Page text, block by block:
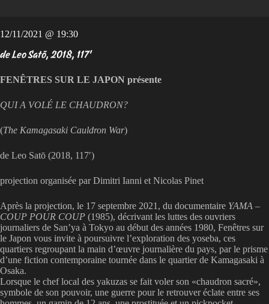
12/11/2021 @ 19:30
de Leo Satō, 2018, 117'
FENÊTRES SUR LE JAPON présente
QUI A VOLÉ LE CHAUDRON?
(The Kamagasaki Cauldron War)
de Leo Satō (2018, 117′)
projection organisée par Dimitri Ianni et Nicolas Pinet
Après la projection, le 17 septembre 2021, du documentaire YAMA –
COUP POUR COUP (1985), décrivant les luttes des ouvriers
journaliers de San’ya à Tokyo au début des années 1980, Fenêtres sur
le Japon vous invite à poursuivre l’exploration des yoseba, ces
quartiers regroupant la main d’œuvre journalière du pays, par le prisme
d’une fiction contemporaine tournée dans le quartier de Kamagasaki à
Osaka.
Lorsque le chef local des yakuzas se fait voler son «chaudron sacré»,
symbole de son pouvoir, une guerre pour le retrouver éclate entre ses